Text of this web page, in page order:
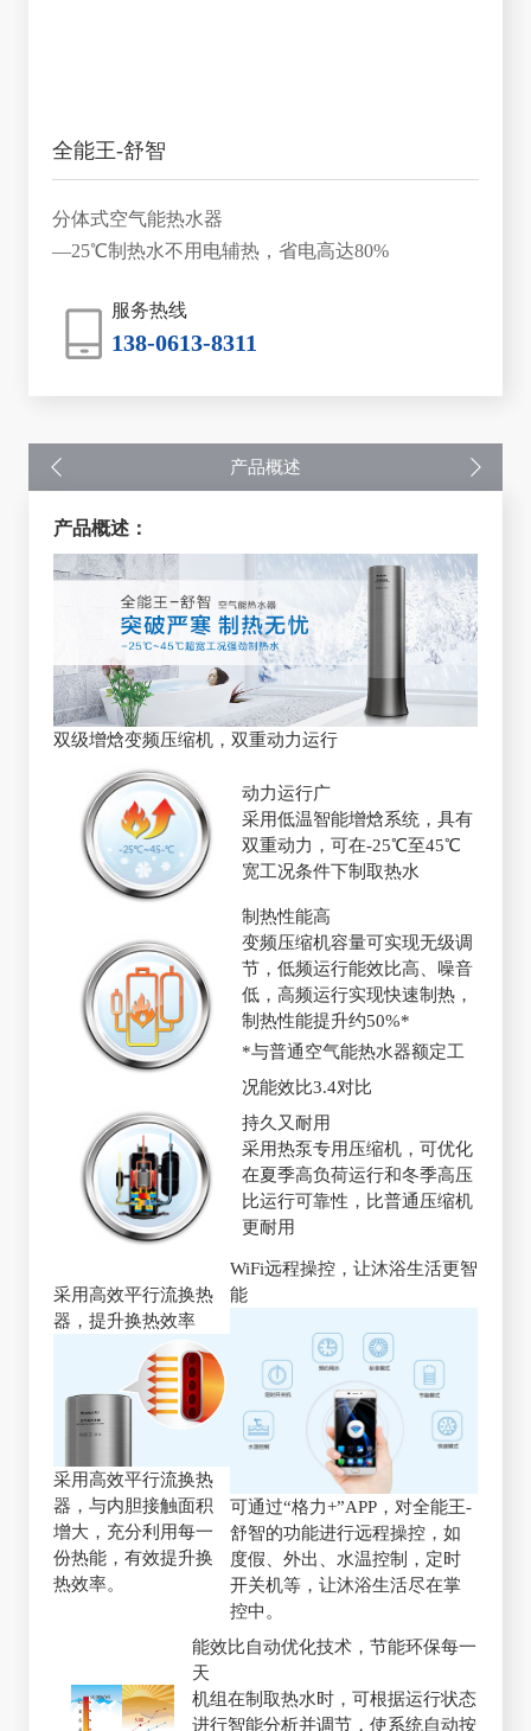
全能王-舒智
分体式空气能热水器
—25℃制热水不用电辅热，省电高达80%
服务热线
138-0613-8311
产品概述
产品概述：
双级增焓变频压缩机，双重动力运行
动力运行广
采用低温智能增焓系统，具有
双重动力，可在-25℃至45℃
宽工况条件下制取热水
制热性能高
变频压缩机容量可实现无级调
节，低频运行能效比高、噪音
低，高频运行实现快速制热，
制热性能提升约50%*
*与普通空气能热水器额定工
况能效比3.4对比
持久又耐用
采用热泵专用压缩机，可优化
在夏季高负荷运行和冬季高压
比运行可靠性，比普通压缩机
更耐用
采用高效平行流换热
器，提升换热效率
采用高效平行流换热
器，与内胆接触面积
增大，充分利用每一
份热能，有效提升换
热效率。
WiFi远程操控，让沐浴生活更智
能
可通过“格力+”APP，对全能王-
舒智的功能进行远程操控，如
度假、外出、水温控制，定时
开关机等，让沐浴生活尽在掌
控中。
能效比自动优化技术，节能环保每一
天
机组在制取热水时，可根据运行状态
进行智能分析并调节，使系统自动按